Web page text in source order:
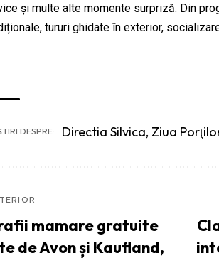
și multe alte momente surpriză. Din
tururi ghidate în exterior,
DESPRE: Directia Silvica, Ziua
mamare gratuite
de Avon și Kaufland,